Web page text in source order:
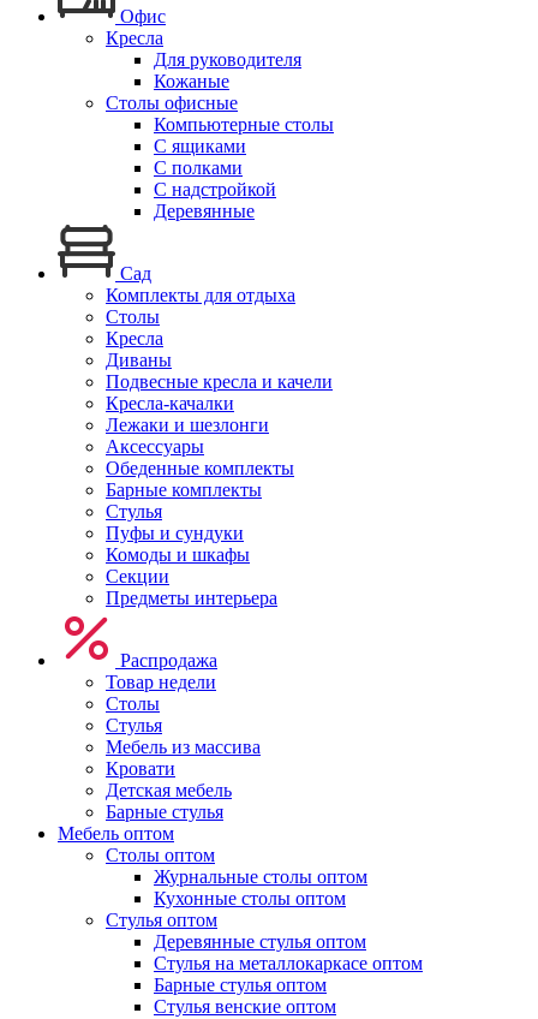
Офис
Кресла
Для руководителя
Кожаные
Столы офисные
Компьютерные столы
С ящиками
С полками
С надстройкой
Деревянные
Сад
Комплекты для отдыха
Столы
Кресла
Диваны
Подвесные кресла и качели
Кресла-качалки
Лежаки и шезлонги
Аксессуары
Обеденные комплекты
Барные комплекты
Стулья
Пуфы и сундуки
Комоды и шкафы
Секции
Предметы интерьера
Распродажа
Товар недели
Столы
Стулья
Мебель из массива
Кровати
Детская мебель
Барные стулья
Мебель оптом
Столы оптом
Журнальные столы оптом
Кухонные столы оптом
Стулья оптом
Деревянные стулья оптом
Стулья на металлокаркасе оптом
Барные стулья оптом
Стулья венские оптом